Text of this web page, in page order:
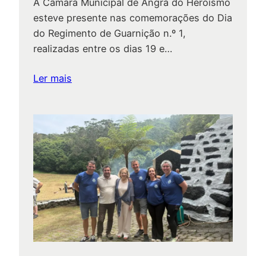
esteve presente nas comemorações do Dia
do Regimento de Guarnição n.º 1,
realizadas entre os dias 19 e…
Ler mais
Guarnição
n.º
1
assinala
aniversário
em
Angra
do